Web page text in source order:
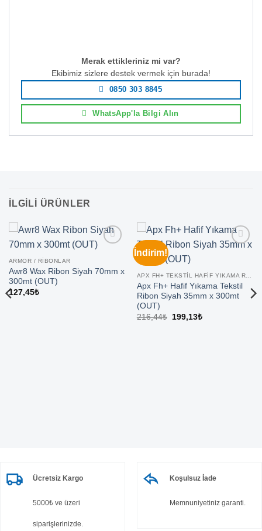
Merak ettikleriniz mi var?
Ekibimiz sizlere destek vermek için burada!
0850 303 8845
WhatsApp'la Bilgi Alın
İLGILI ÜRÜNLER
ARMOR / RIBONLAR
Awr8 Wax Ribon Siyah 70mm x
300mt (OUT)
127,45₺
İndirim!
APX FH+ TEKSTIL HAFIF YIKAMA RIBON
Apx Fh+ Hafif Yıkama Tekstil
Ribon Siyah 35mm x 300mt
(OUT)
216,44₺
Orijinal
fiyat:
199,13₺Şu
Ücretsiz Kargo
5000₺ ve üzeri
siparişlerinizde.
Koşulsuz İade
Memnuniyetiniz garanti.